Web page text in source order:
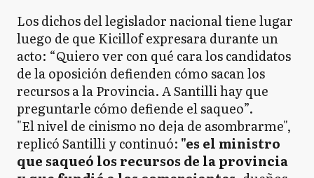
Los dichos del legislador nacional tiene lugar
luego de que Kicillof expresara durante un
acto: “Quiero ver con qué cara los candidatos
de la oposición defienden cómo sacan los
recursos a la Provincia. A Santilli hay que
preguntarle cómo defiende el saqueo”.
"El nivel de cinismo no deja de asombrarme",
replicó Santilli y continuó: "es el ministro
que saqueó los recursos de la provincia